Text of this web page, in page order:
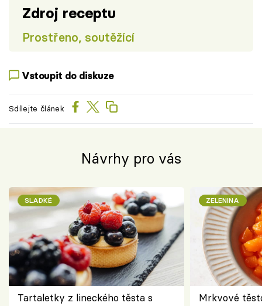
Zdroj receptu
Prostřeno, soutěžící
Vstoupit do diskuze
Sdílejte článek
Návrhy pro vás
SLADKÉ
Tartaletky z lineckého těsta s
ZELENINA
Mrkvové